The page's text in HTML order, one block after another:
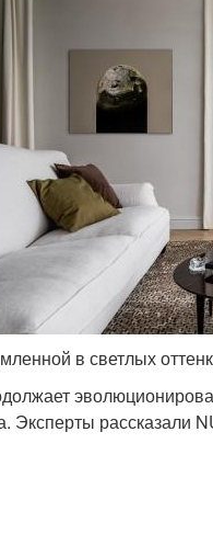
в светлых
Эксперты рассказали